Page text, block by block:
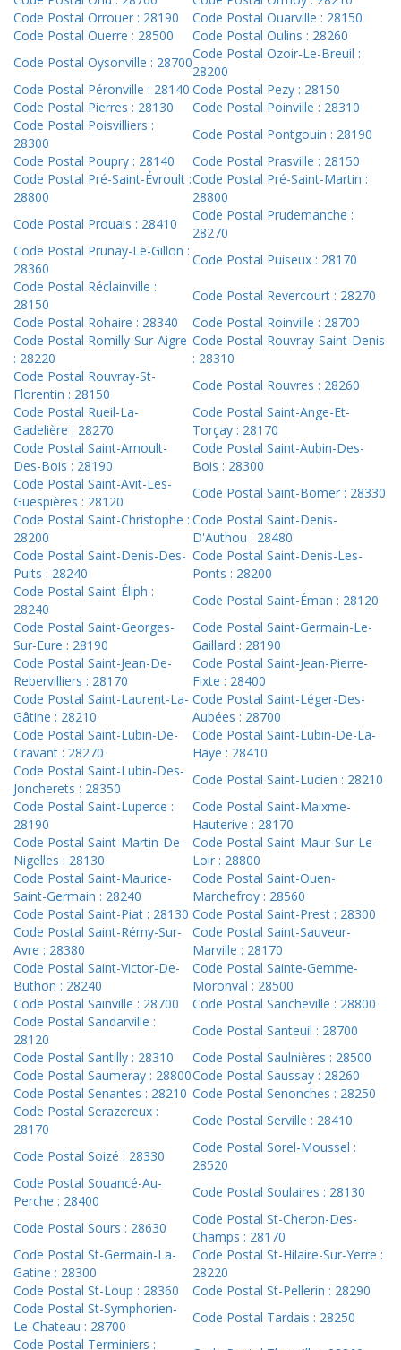
Code Postal Orrouer : 28190
Code Postal Ouarville : 28150
Code Postal Ouerre : 28500
Code Postal Oulins : 28260
Code Postal Oysonville : 28700
Code Postal Ozoir-Le-Breuil :
28200
Code Postal Péronville : 28140 Code Postal Pezy : 28150
Code Postal Pierres : 28130
Code Postal Poinville : 28310
Code Postal Poisvilliers :
28300
Code Postal Pontgouin : 28190
Code Postal Poupry : 28140
Code Postal Prasville : 28150
Code Postal Pré-Saint-Évroult :
28800
Code Postal Pré-Saint-Martin :
28800
Code Postal Prouais : 28410
Code Postal Prudemanche :
28270
Code Postal Prunay-Le-Gillon :
28360
Code Postal Puiseux : 28170
Code Postal Réclainville :
28150
Code Postal Revercourt : 28270
Code Postal Rohaire : 28340
Code Postal Roinville : 28700
Code Postal Romilly-Sur-Aigre
: 28220
Code Postal Rouvray-Saint-Denis
: 28310
Code Postal Rouvray-St-
Florentin : 28150
Code Postal Rouvres : 28260
Code Postal Rueil-La-
Gadelière : 28270
Code Postal Saint-Ange-Et-
Torçay : 28170
Code Postal Saint-Arnoult-
Des-Bois : 28190
Code Postal Saint-Aubin-Des-
Bois : 28300
Code Postal Saint-Avit-Les-
Guespières : 28120
Code Postal Saint-Bomer : 28330
Code Postal Saint-Christophe :
28200
Code Postal Saint-Denis-
D'Authou : 28480
Code Postal Saint-Denis-Des-
Puits : 28240
Code Postal Saint-Denis-Les-
Ponts : 28200
Code Postal Saint-Éliph :
28240
Code Postal Saint-Éman : 28120
Code Postal Saint-Georges-
Sur-Eure : 28190
Code Postal Saint-Germain-Le-
Gaillard : 28190
Code Postal Saint-Jean-De-
Rebervilliers : 28170
Code Postal Saint-Jean-Pierre-
Fixte : 28400
Code Postal Saint-Laurent-La-
Gâtine : 28210
Code Postal Saint-Léger-Des-
Aubées : 28700
Code Postal Saint-Lubin-De-
Cravant : 28270
Code Postal Saint-Lubin-De-La-
Haye : 28410
Code Postal Saint-Lubin-Des-
Joncherets : 28350
Code Postal Saint-Lucien : 28210
Code Postal Saint-Luperce :
28190
Code Postal Saint-Maixme-
Hauterive : 28170
Code Postal Saint-Martin-De-
Nigelles : 28130
Code Postal Saint-Maur-Sur-Le-
Loir : 28800
Code Postal Saint-Maurice-
Saint-Germain : 28240
Code Postal Saint-Ouen-
Marchefroy : 28560
Code Postal Saint-Piat : 28130 Code Postal Saint-Prest : 28300
Code Postal Saint-Rémy-Sur-
Avre : 28380
Code Postal Saint-Sauveur-
Marville : 28170
Code Postal Saint-Victor-De-
Buthon : 28240
Code Postal Sainte-Gemme-
Moronval : 28500
Code Postal Sainville : 28700
Code Postal Sancheville : 28800
Code Postal Sandarville :
28120
Code Postal Santeuil : 28700
Code Postal Santilly : 28310
Code Postal Saulnières : 28500
Code Postal Saumeray : 28800Code Postal Saussay : 28260
Code Postal Senantes : 28210 Code Postal Senonches : 28250
Code Postal Serazereux :
28170
Code Postal Serville : 28410
Code Postal Soizé : 28330
Code Postal Sorel-Moussel :
28520
Code Postal Souancé-Au-
Perche : 28400
Code Postal Soulaires : 28130
Code Postal Sours : 28630
Code Postal St-Cheron-Des-
Champs : 28170
Code Postal St-Germain-La-
Gatine : 28300
Code Postal St-Hilaire-Sur-Yerre :
28220
Code Postal St-Loup : 28360
Code Postal St-Pellerin : 28290
Code Postal St-Symphorien-
Le-Chateau : 28700
Code Postal Tardais : 28250
Code Postal Terminiers :